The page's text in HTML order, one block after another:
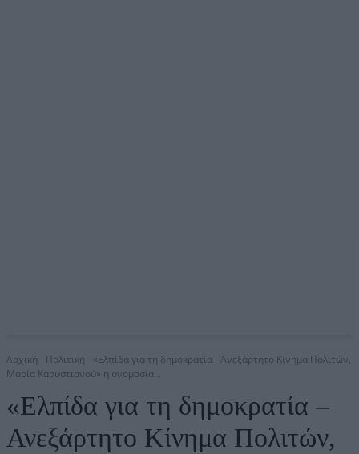
Αρχική Πολιτική
«Ελπίδα για τη δημοκρατία - Ανεξάρτητο Κίνημα Πολιτών,
Μαρία Καρυστιανού» η ονομασία...
«Ελπίδα για τη δημοκρατία –
Ανεξάρτητο Κίνημα Πολιτών,